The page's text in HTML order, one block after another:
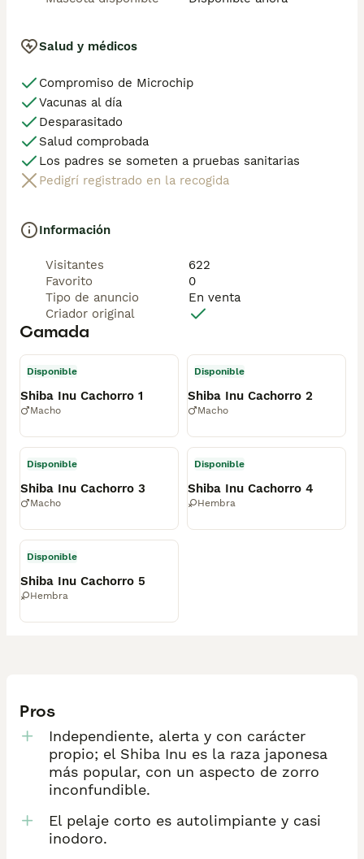
Salud y médicos
Compromiso de Microchip
Vacunas al día
Desparasitado
Salud comprobada
Los padres se someten a pruebas sanitarias
Pedigrí registrado en la recogida
Información
Visitantes
622
Favorito
0
Tipo de anuncio
En venta
Criador original
Camada
Disponible
Shiba Inu Cachorro 1
Macho
Disponible
Shiba Inu Cachorro 2
Macho
Disponible
Shiba Inu Cachorro 3
Macho
Disponible
Shiba Inu Cachorro 4
Hembra
Disponible
Shiba Inu Cachorro 5
Hembra
Pros
Independiente, alerta y con carácter
propio; el Shiba Inu es la raza japonesa
más popular, con un aspecto de zorro
inconfundible.
El pelaje corto es autolimpiante y casi
inodoro.